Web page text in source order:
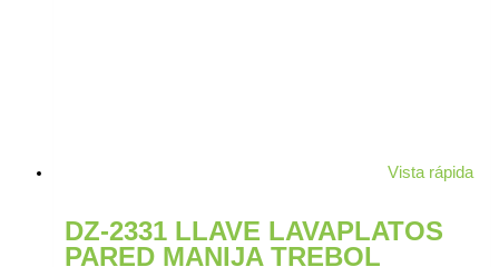
Vista rápida
DZ-2331 LLAVE LAVAPLATOS
PARED MANIJA TREBOL